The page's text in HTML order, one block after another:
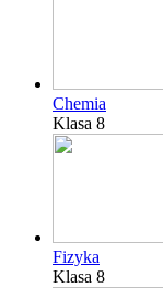
Chemia
Klasa 8
Fizyka
Klasa 8